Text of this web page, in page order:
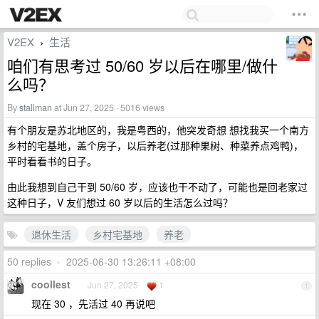
V2EX › 生活
咱们有思考过 50/60 岁以后在哪里/做什
么吗？
Bystallman at Jun 27, 2025 · 5016 views
有个朋友是苏北地区的，我是粤西的，他突发奇想 想找我买一个南方
乡村的宅基地，盖个房子，以后养老(过那种果树、种菜养点鸡鸭)，
平时看看书的日子。
由此我想到自己干到 50/60 岁，应该也干不动了，可能也是回老家过
这种日子，V 友们想过 60 岁以后的生活怎么过吗？
退休生活 乡村宅基地
养老
50 replies • 2025-06-30 13:26:11 +08:00
1
coollest Jun 27, 2025 1
现在 30 ，先活过 40 再说吧